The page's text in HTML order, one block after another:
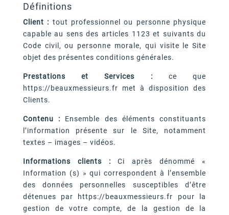
Définitions
Client : tout professionnel ou personne physique
capable au sens des articles 1123 et suivants du
Code civil, ou personne morale, qui visite le Site
objet des présentes conditions générales.
Prestations et Services : ce que
https://beauxmessieurs.fr met à disposition des
Clients.
Contenu : Ensemble des éléments constituants
l’information présente sur le Site, notamment
textes – images – vidéos.
Informations clients : Ci après dénommé «
Information (s) » qui correspondent à l’ensemble
des données personnelles susceptibles d’être
détenues par https://beauxmessieurs.fr pour la
gestion de votre compte, de la gestion de la